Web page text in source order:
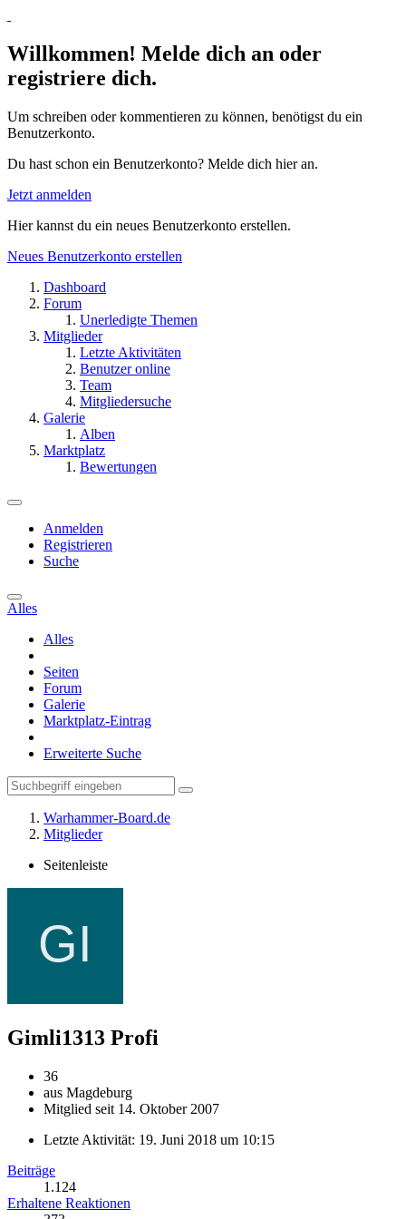
Willkommen! Melde dich an oder
registriere dich.
Um schreiben oder kommentieren zu können, benötigst du ein
Benutzerkonto.
Du hast schon ein Benutzerkonto? Melde dich hier an.
Jetzt anmelden
Hier kannst du ein neues Benutzerkonto erstellen.
Neues Benutzerkonto erstellen
Dashboard
Forum
Unerledigte Themen
Mitglieder
Letzte Aktivitäten
Benutzer online
Team
Mitgliedersuche
Galerie
Alben
Marktplatz
Bewertungen
Anmelden
Registrieren
Suche
Alles
Alles
Seiten
Forum
Galerie
Marktplatz-Eintrag
Erweiterte Suche
Warhammer-Board.de
Mitglieder
Seitenleiste
Gimli1313 Profi
36
aus Magdeburg
Mitglied seit 14. Oktober 2007
Letzte Aktivität: 19. Juni 2018 um 10:15
Beiträge
1.124
Erhaltene Reaktionen